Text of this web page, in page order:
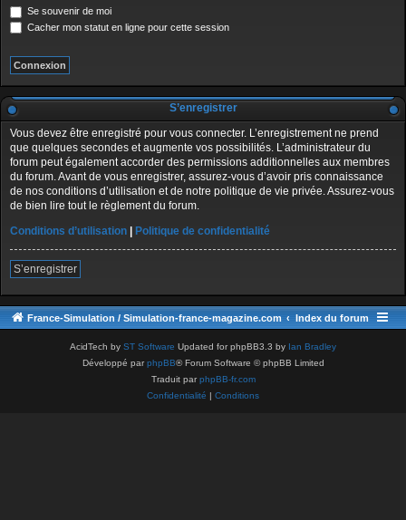
Se souvenir de moi
Cacher mon statut en ligne pour cette session
S’enregistrer
Vous devez être enregistré pour vous connecter. L’enregistrement ne prend
que quelques secondes et augmente vos possibilités. L’administrateur du
forum peut également accorder des permissions additionnelles aux membres
du forum. Avant de vous enregistrer, assurez-vous d’avoir pris connaissance
de nos conditions d’utilisation et de notre politique de vie privée. Assurez-vous
de bien lire tout le règlement du forum.
Conditions d’utilisation
Politique de confidentialité
S’enregistrer
France-Simulation / Simulation-france-magazine.com Index du forum
AcidTech by ST Software Updated for phpBB3.3 by Ian Bradley
Développé parphpBB® Forum Software © phpBB Limited
Traduit parphpBB-fr.com
Confidentialité | Conditions